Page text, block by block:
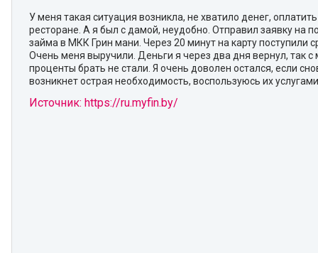
У меня такая ситуация возникла, не хватило денег,
ресторане. А я был с дамой, неудобно. Отправил заявку на
займа в МКК Грин мани. Через 20 минут на карту поступили
Очень меня выручили. Деньги я через два дня вернул, так с
проценты брать не стали. Я очень доволен остался, если
возникнет острая необходимость, воспользуюсь их
Источник: https://ru.myfin.by/